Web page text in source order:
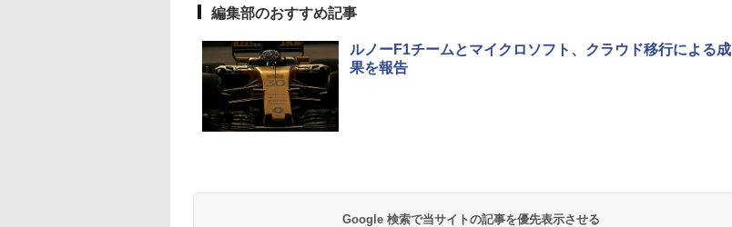
編集部のおすすめ記事
ルノーF1チームとマイクロソフト、クラウド移行による成
果を報告
Google 検索で当サイトの記事を優先表示させる